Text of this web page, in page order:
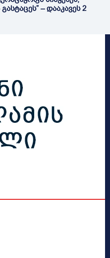
– დააკავეს 2